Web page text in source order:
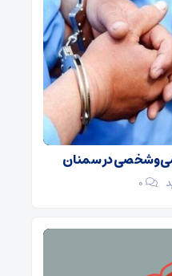
و شخصی در سمنان
۰